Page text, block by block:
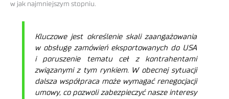
w jak najmniejszym stopniu.
Kluczowe jest określenie skali zaangażowania
w obsługę zamówień eksportowanych do USA
i poruszenie tematu ceł z kontrahentami
związanymi z tym rynkiem. W obecnej sytuacji
dalsza współpraca może wymagać renegocjacji
umowy, co pozwoli zabezpieczyć nasze interesy